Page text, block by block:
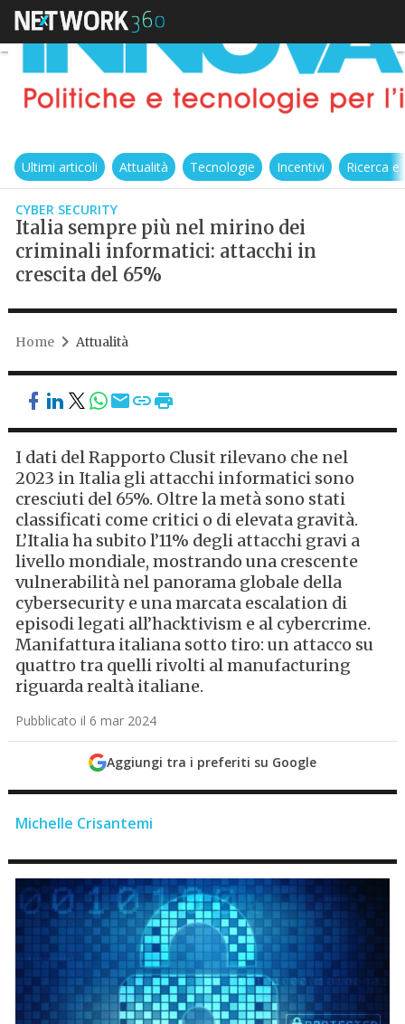
Ultimi articoli Attualità Tecnologie Incentivi Ricerca
CYBER SECURITY
Italia sempre più nel mirino dei
criminali informatici: attacchi in
crescita del 65%
Home Attualità
I dati del Rapporto Clusit rilevano che nel
2023 in Italia gli attacchi informatici sono
cresciuti del 65%. Oltre la metà sono stati
classificati come critici o di elevata gravità.
L’Italia ha subito l’11% degli attacchi gravi a
livello mondiale, mostrando una crescente
vulnerabilità nel panorama globale della
cybersecurity e una marcata escalation di
episodi legati all’hacktivism e al cybercrime.
Manifattura italiana sotto tiro: un attacco su
quattro tra quelli rivolti al manufacturing
riguarda realtà italiane.
Pubblicato il 6 mar 2024
Aggiungi tra i preferiti su Google
Michelle Crisantemi